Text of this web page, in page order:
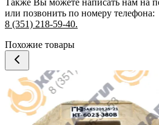
или позвонить по номеру телефона:
8 (351) 218-59-40.
Похожие товары